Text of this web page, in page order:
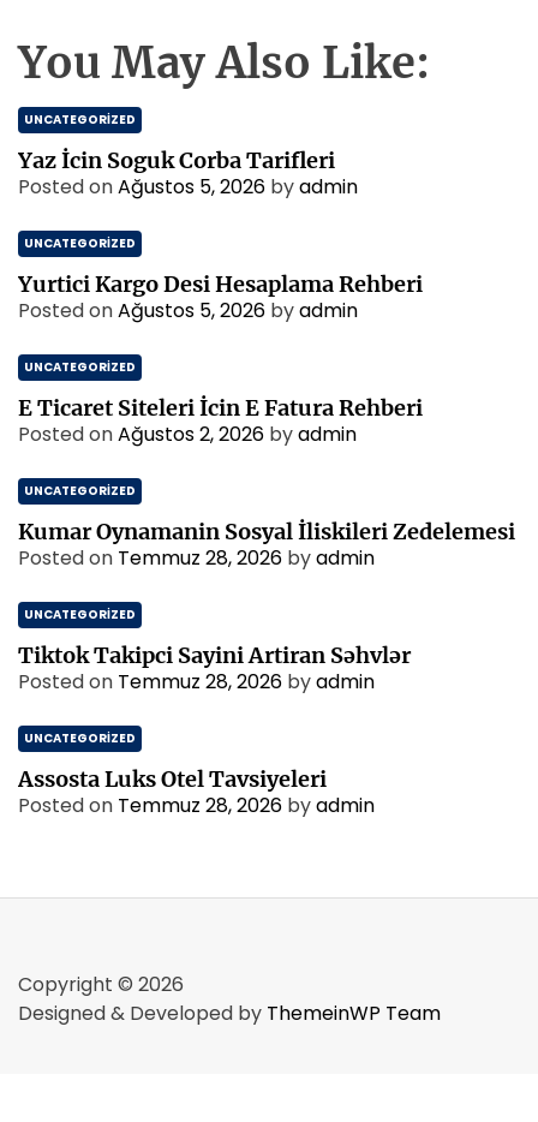
You May Also Like:
UNCATEGORIZED
Yaz İcin Soguk Corba Tarifleri
Posted onAğustos 5, 2026 byadmin
UNCATEGORIZED
Yurtici Kargo Desi Hesaplama Rehberi
Posted onAğustos 5, 2026 byadmin
UNCATEGORIZED
E Ticaret Siteleri İcin E Fatura Rehberi
Posted onAğustos 2, 2026 byadmin
UNCATEGORIZED
Kumar Oynamanin Sosyal İliskileri Zedelemesi
Posted on Temmuz 28, 2026 byadmin
UNCATEGORIZED
Tiktok Takipci Sayini Artiran Səhvlər
Posted on Temmuz 28, 2026 byadmin
UNCATEGORIZED
Assosta Luks Otel Tavsiyeleri
Posted on Temmuz 28, 2026 byadmin
Copyright © 2026
Designed & Developed by ThemeinWP Team